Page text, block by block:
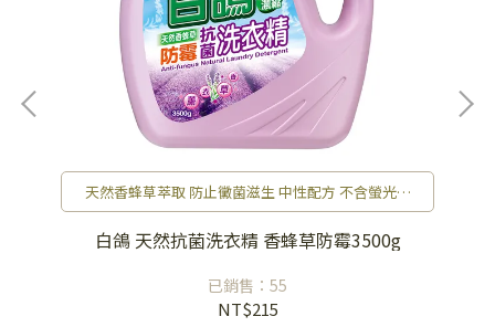
天然香蜂草萃取 防止黴菌滋生 中性配方 不含螢光劑
薰衣草精油 洗後衣服自然馨香
白鴿 天然抗菌洗衣精 香蜂草防霉3500g
已銷售：55
NT$215